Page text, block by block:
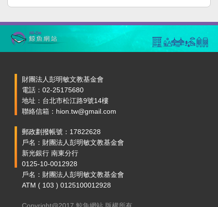
財團法人彭明敏文教基金會
電話：02-25175680
地址：台北市松江路9號14樓
聯絡信箱：hion.tw@gmail.com
郵政劃撥帳號：17822628
戶名：財團法人彭明敏文教基金會
新光銀行 南東分行
0125-10-0012928
戶名：財團法人彭明敏文教基金會
ATM ( 103 ) 0125100012928